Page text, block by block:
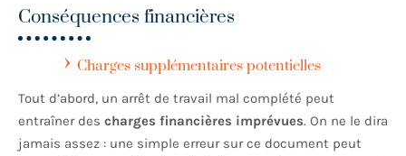
Conséquences financières
Charges supplémentaires potentielles
Tout d’abord, un arrêt de travail mal complété peut
entraîner des charges financières imprévues. On ne le dira
jamais assez : une simple erreur sur ce document peut